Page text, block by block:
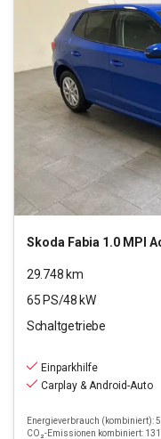
Skoda Fabia 1.0 MPI
29.748 km
65 PS/48 kW
Schaltgetriebe
Einparkhilfe
Carplay & Android-Auto
Energieverbrauch (kombiniert):
CO₂-Emissionen kombiniert: